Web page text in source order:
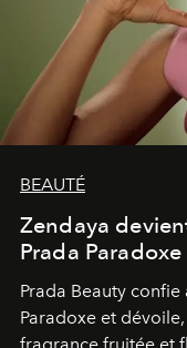
BEAUTÉ
Zendaya
Prada Paradoxe
Prada Beauty
Paradoxe et